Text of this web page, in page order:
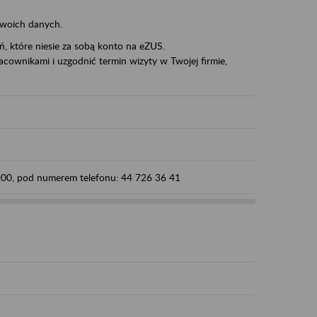
danych.
które niesie za sobą konto na eZUS.
i uzgodnić termin wizyty w Twojej firmie,
pod numerem telefonu: 44 726 36 41